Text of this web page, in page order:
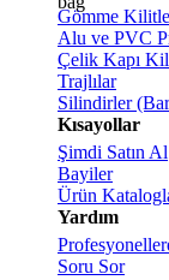
Gömme
Alu ve PVC
Çelik Kapı
Trajlılar
Silindirler
Kısayollar
Şimdi Satın Al
Bayiler
Ürün
Yardım
Soru Sor